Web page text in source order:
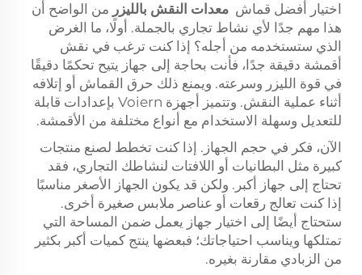
اختيار أفضل قماش معدات النقش بالليزر من الواضح أن
هذا مهم جدًا لأي نشاط تجاري بالجملة. أولًا، ما الغرض
الذي ستستخدمه من أجله؟ إذا كنت ترغب في نقش
أقمشة دقيقة جدًا، فأنت بحاجة إلى جهاز يتيح تحكمًا دقيقًا
في قوة الليزر وسرعته. ويمنع ذلك حرق القماش أو إتلافه
أثناء عملية النقش. وتتميز أجهزة Voiern بإعدادات قابلة
للتعديل وسهلة الاستخدام مع أنواع مختلفة من الأقمشة.
الآن، فكر في حجم الجهاز. إذا كنت تخطط لصنع منتجات
كبيرة مثل البطانيات أو اللافتات لنشاطك التجاري، فقد
تحتاج إلى جهاز أكبر. ولكن قد يكون الجهاز الأصغر مناسبًا
إذا كنت تعالج رقعات أو عناصر ملابس صغيرة أخرى.
ستحتاج أيضًا إلى اختيار جهاز يعمل ضمن المساحة التي
تمتلكها ويناسب احتياجاتك؛ فبعضها ينتج كميات أكبر بكثير
من الزبادي مقارنة بغيره.